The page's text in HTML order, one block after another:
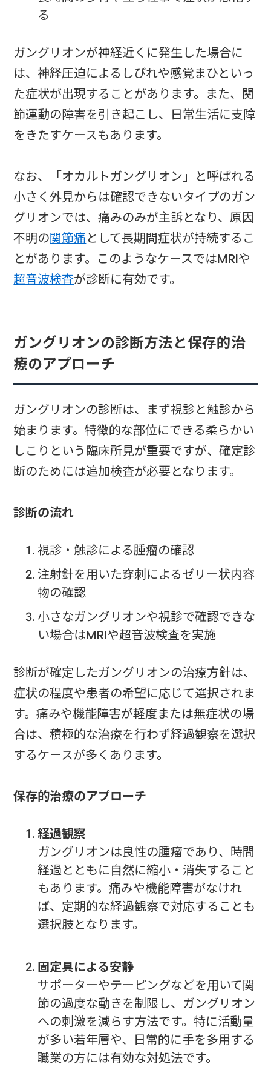
る
ガングリオンが神経近くに発生した場合に
は、神経圧迫によるしびれや感覚まひといっ
た症状が出現することがあります。また、関
節運動の障害を引き起こし、日常生活に支障
をきたすケースもあります。
なお、「オカルトガングリオン」と呼ばれる
小さく外見からは確認できないタイプのガン
グリオンでは、痛みのみが主訴となり、原因
不明の関節痛として長期間症状が持続するこ
とがあります。このようなケースではMRIや
超音波検査が診断に有効です。
ガングリオンの診断方法と保存的治
療のアプローチ
ガングリオンの診断は、まず視診と触診から
始まります。特徴的な部位にできる柔らかい
しこりという臨床所見が重要ですが、確定診
断のためには追加検査が必要となります。
診断の流れ
視診・触診による腫瘤の確認
注射針を用いた穿刺によるゼリー状内容
物の確認
小さなガングリオンや視診で確認できな
い場合はMRIや超音波検査を実施
診断が確定したガングリオンの治療方針は、
症状の程度や患者の希望に応じて選択されま
す。痛みや機能障害が軽度または無症状の場
合は、積極的な治療を行わず経過観察を選択
するケースが多くあります。
保存的治療のアプローチ
経過観察
ガングリオンは良性の腫瘤であり、時間
経過とともに自然に縮小・消失すること
もあります。痛みや機能障害がなけれ
ば、定期的な経過観察で対応することも
選択肢となります。
固定具による安静
サポーターやテーピングなどを用いて関
節の過度な動きを制限し、ガングリオン
への刺激を減らす方法です。特に活動量
が多い若年層や、日常的に手を多用する
職業の方には有効な対処法です。